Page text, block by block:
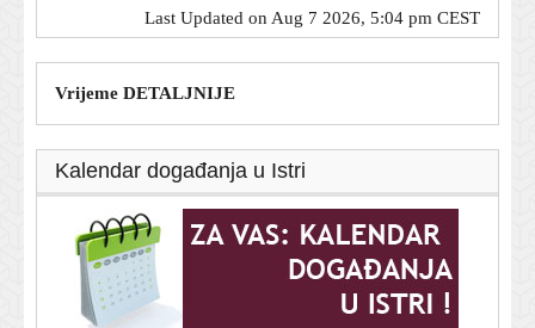
Last Updated on Aug 7 2026, 5:04 pm CEST
Vrijeme DETALJNIJE
Kalendar događanja u Istri